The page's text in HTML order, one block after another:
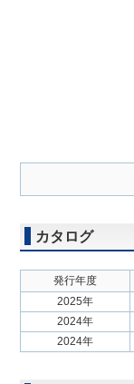
カタログ
発行年度
2025年
2024年
2024年